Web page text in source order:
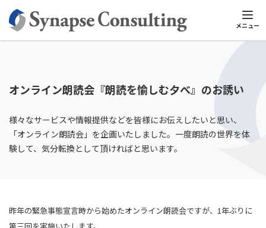
メニュー
シナプスTOP セミナー・イベント イベント オンライン朗読
オンライン朗読会『朗読を愉しむ夕べ』のお誘い
様々なサービスや情報提供などを皆様にお伝えしたいと思い、
「オンライン朗読会」を企画いたしました。一度朗読の世界を体
験して、気分転換として頂ければと思います。
昨年の緊急事態宣言時から始めたオンライン朗読会ですが、1年ぶりに